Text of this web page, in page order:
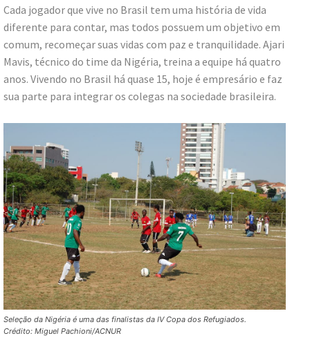
Cada jogador que vive no Brasil tem uma história de vida
diferente para contar, mas todos possuem um objetivo em
comum, recomeçar suas vidas com paz e tranquilidade. Ajari
Mavis, técnico do time da Nigéria, treina a equipe há quatro
anos. Vivendo no Brasil há quase 15, hoje é empresário e faz
sua parte para integrar os colegas na sociedade brasileira.
Seleção da Nigéria é uma das finalistas da IV Copa dos Refugiados.
Crédito: Miguel Pachioni/ACNUR